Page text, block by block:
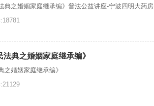
典之婚姻家庭继承编》普法公益讲座-宁波四明大药房
典之婚姻家庭继承编》
之婚姻家庭继承编》